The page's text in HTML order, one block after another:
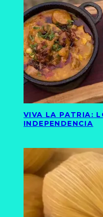
VIVA LA PATRIA:
INDEPENDENCIA